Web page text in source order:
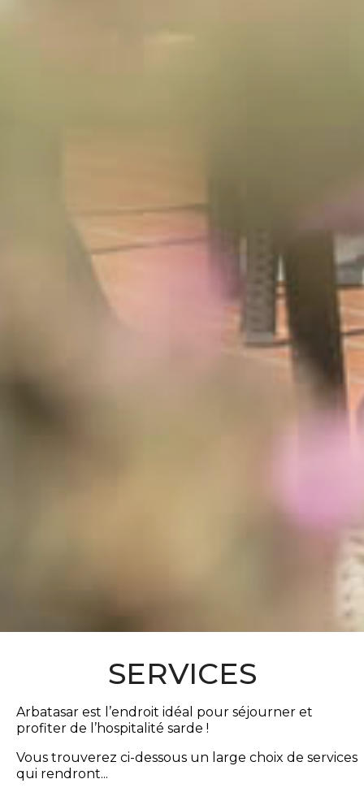
SERVICES
Arbatasar est l’endroit idéal pour séjourner et
profiter de l’hospitalité sarde !
Vous trouverez ci-dessous un large choix de services
qui rendront...